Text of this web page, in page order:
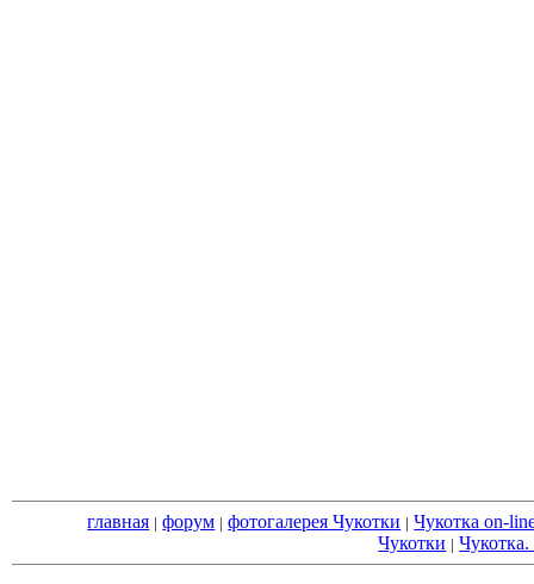
главная | форум | фотогалерея Чукотки | Чукотка on-
Чукотки | Чукотка.